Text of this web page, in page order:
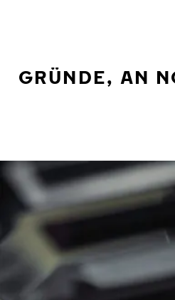
GRÜNDE, AN